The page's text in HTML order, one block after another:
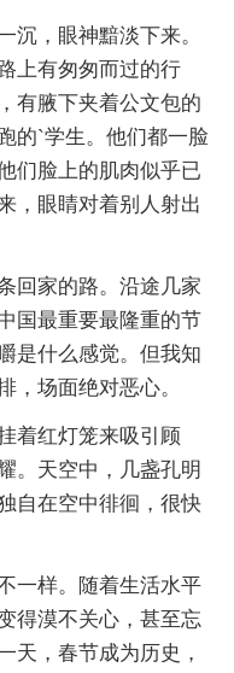
，眼神黯淡下来。
上有匆匆而过的行
有腋下夹着公文包的
的`学生。他们都一脸
们脸上的肌肉似乎已
，眼睛对着别人射出
家的路。沿途几家
国最重要最隆重的节
是什么感觉。但我知
，场面绝对恶心。
红灯笼来吸引顾
。天空中，几盏孔明
自在空中徘徊，很快
样。随着生活水平
得漠不关心，甚至忘
天，春节成为历史，